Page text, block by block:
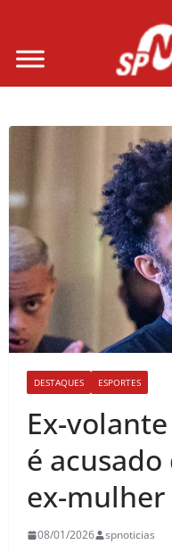
DESTAQUES ESPORTES
Ex-
é
ex-mulher
08/01/2026 spnoticias